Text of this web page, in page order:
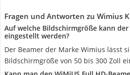
Fragen und Antworten zu Wimius
Auf welche Bildschirmgröße kann
eingestellt werden?
Der Beamer der Marke Wimius lässt
Bildschirmgröße von 50 bis 300 Zoll